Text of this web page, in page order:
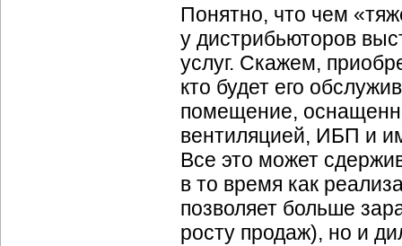
Понятно, что чем
у дистрибьюторов
услуг. Скажем,
кто будет его
помещение,
вентиляцией, ИБП и
Все это может
в то время как
позволяет больше
росту продаж), но и